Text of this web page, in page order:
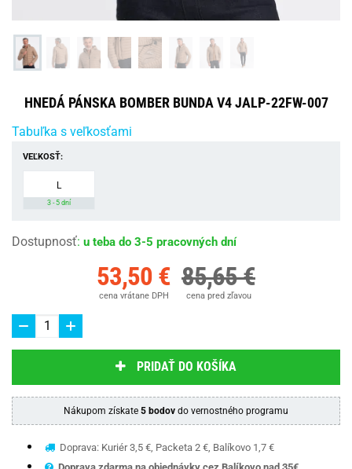
HNEDÁ PÁNSKA BOMBER BUNDA V4 JALP-22FW-007
Tabuľka s veľkosťami
VEĽKOSŤ:
L
3 - 5 dní
Dostupnosť: u teba do 3-5 pracovných dní
53,50 €
cena vrátane DPH
85,65 €
cena pred zľavou
PRIDAŤ DO KOŠÍKA
Nákupom získate 5 bodov do vernostného programu
Doprava: Kuriér 3,5 €, Packeta 2 €, Balíkovo 1,7 €